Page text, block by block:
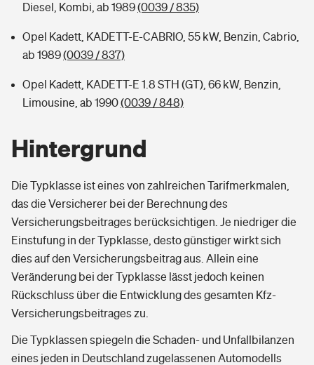
Diesel, Kombi, ab 1989(0039 / 835)
Opel Kadett, KADETT-E-CABRIO, 55 kW, Benzin, Cabrio,
ab 1989(0039 / 837)
Opel Kadett, KADETT-E 1.8 STH (GT), 66 kW, Benzin,
Limousine, ab 1990(0039 / 848)
Hintergrund
Die Typklasse ist eines von zahlreichen Tarifmerkmalen,
das die Versicherer bei der Berechnung des
Versicherungsbeitrages berücksichtigen. Je niedriger die
Einstufung in der Typklasse, desto günstiger wirkt sich
dies auf den Versicherungsbeitrag aus. Allein eine
Veränderung bei der Typklasse lässt jedoch keinen
Rückschluss über die Entwicklung des gesamten Kfz-
Versicherungsbeitrages zu.
Die Typklassen spiegeln die Schaden- und Unfallbilanzen
eines jeden in Deutschland zugelassenen Automodells